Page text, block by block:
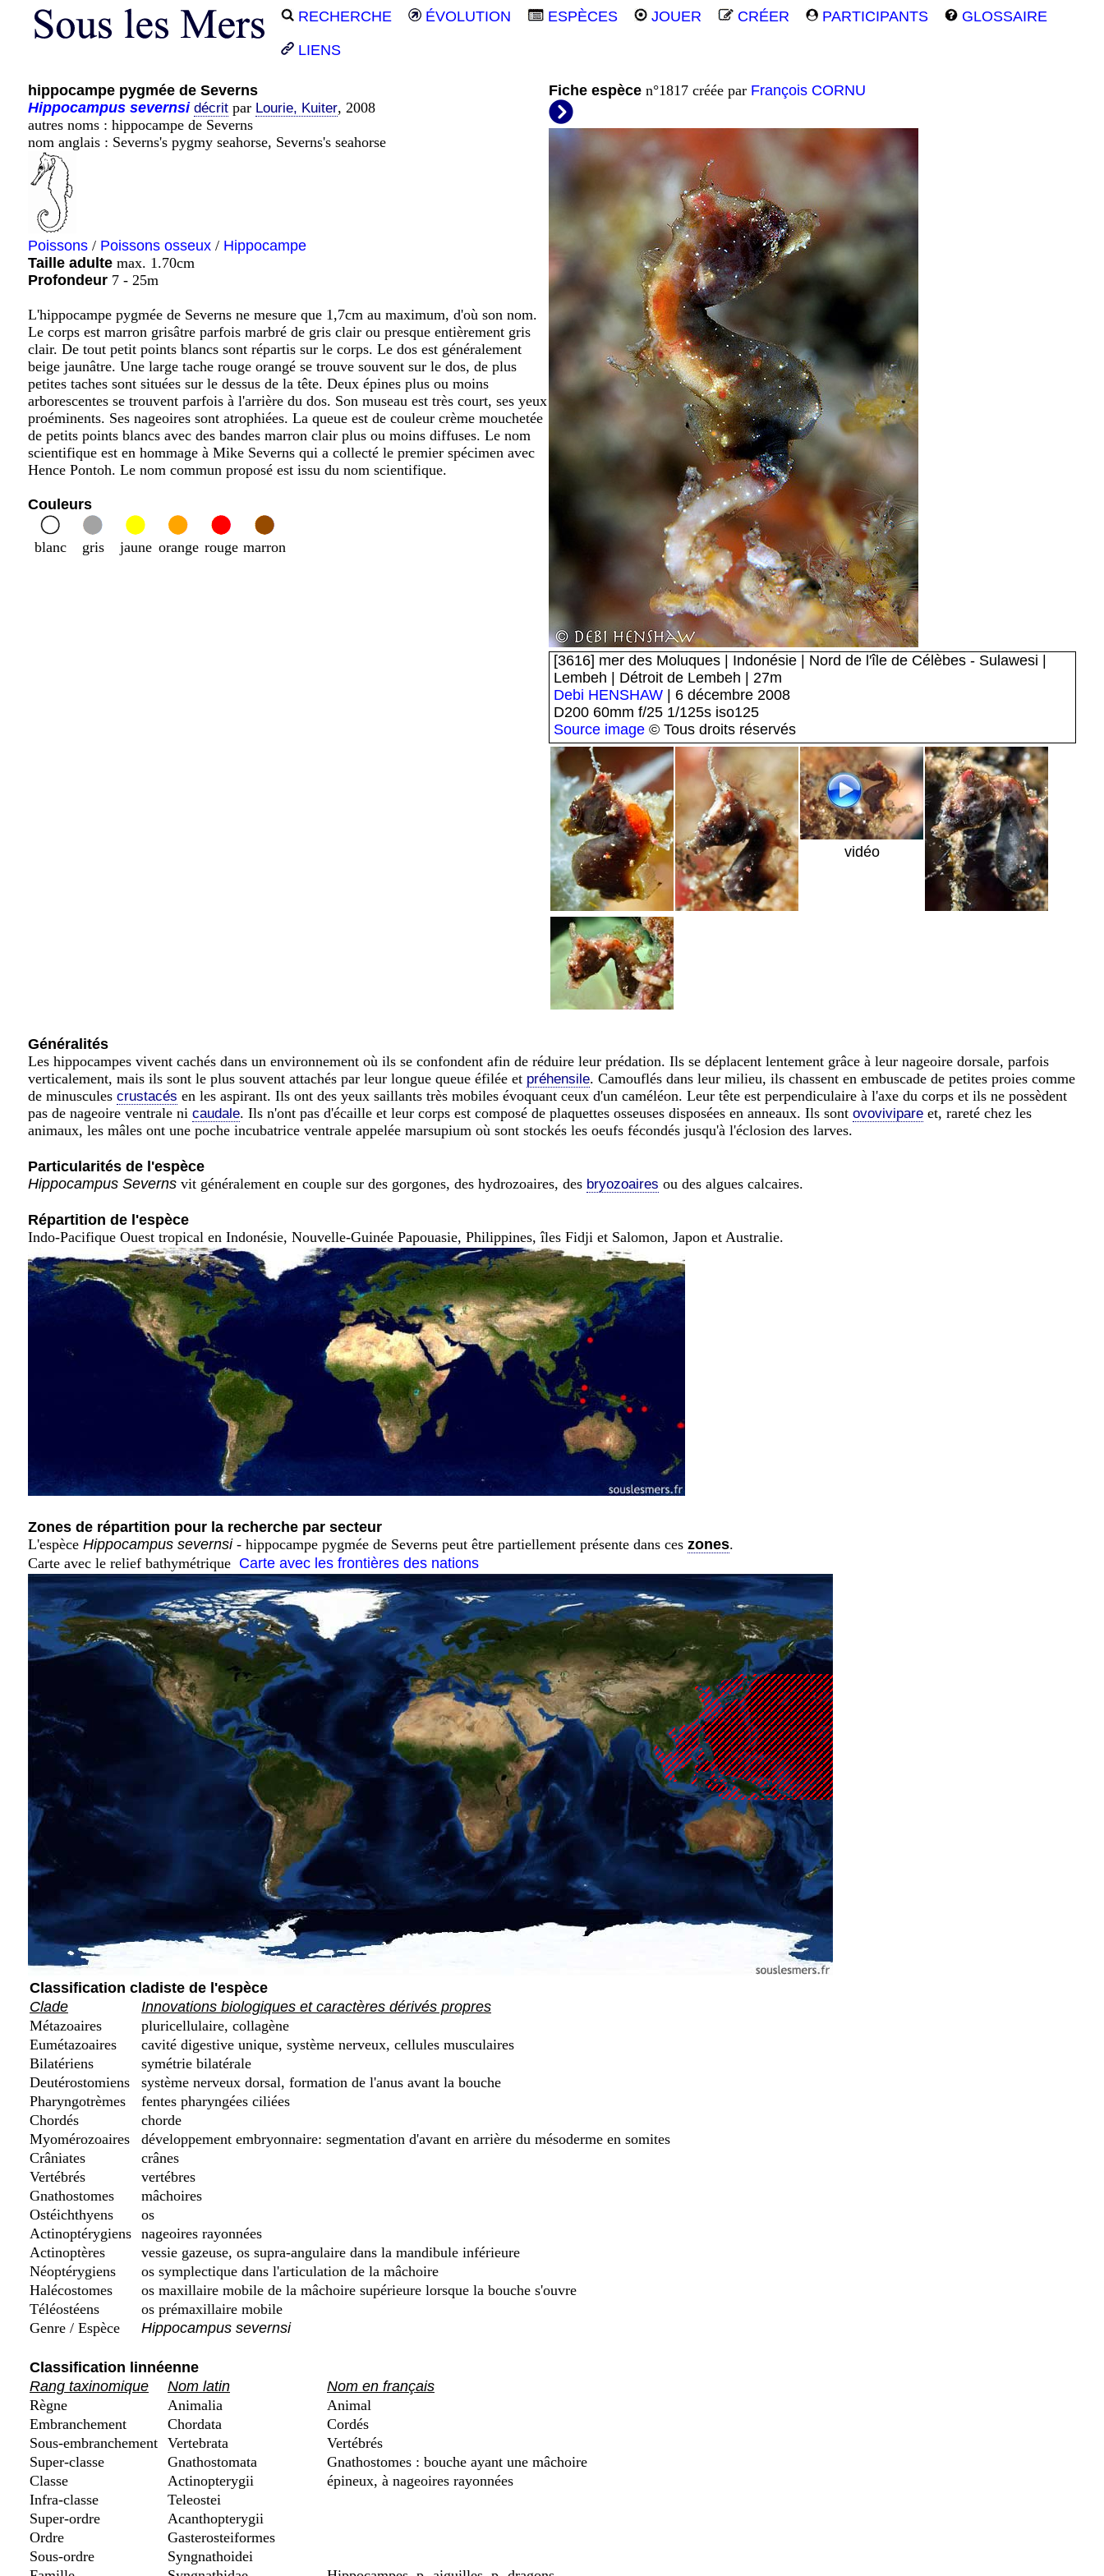
RECHERCHE ÉVOLUTION ESPÈCES JOUER CRÉER PARTICIPANTS GLOSSAIRE
LIENS
hippocampe pygmée de Severns
Hippocampus severnsi décrit par Lourie, Kuiter, 2008
autres noms : hippocampe de Severns
nom anglais : Severns's pygmy seahorse, Severns's seahorse
Poissons / Poissons osseux / Hippocampe
Taille adulte max. 1.70cm
Profondeur 7 - 25m
L'hippocampe pygmée de Severns ne mesure que 1,7cm au maximum, d'où son nom.
Le corps est marron grisâtre parfois marbré de gris clair ou presque entièrement gris
clair. De tout petit points blancs sont répartis sur le corps. Le dos est généralement
beige jaunâtre. Une large tache rouge orangé se trouve souvent sur le dos, de plus
petites taches sont situées sur le dessus de la tête. Deux épines plus ou moins
arborescentes se trouvent parfois à l'arrière du dos. Son museau est très court, ses yeux
proéminents. Ses nageoires sont atrophiées. La queue est de couleur crème mouchetée
de petits points blancs avec des bandes marron clair plus ou moins diffuses. Le nom
scientifique est en hommage à Mike Severns qui a collecté le premier spécimen avec
Hence Pontoh. Le nom commun proposé est issu du nom scientifique.
Couleurs
blanc gris jaune orange rouge marron
Fiche espèce n°1817 créée par François CORNU
[3616] mer des Moluques | Indonésie | Nord de l'île de Célèbes - Sulawesi |
Lembeh | Détroit de Lembeh | 27m
Debi HENSHAW | 6 décembre 2008
D200 60mm f/25 1/125s iso125
Source image © Tous droits réservés
vidéo
Généralités
Les hippocampes vivent cachés dans un environnement où ils se confondent afin de réduire leur prédation. Ils se déplacent lentement grâce à leur nageoire dorsale, parfois
verticalement, mais ils sont le plus souvent attachés par leur longue queue éfilée et préhensile. Camouflés dans leur milieu, ils chassent en embuscade de petites proies comme
de minuscules crustacés en les aspirant. Ils ont des yeux saillants très mobiles évoquant ceux d'un caméléon. Leur tête est perpendiculaire à l'axe du corps et ils ne possèdent
pas de nageoire ventrale ni caudale. Ils n'ont pas d'écaille et leur corps est composé de plaquettes osseuses disposées en anneaux. Ils sont ovovivipare et, rareté chez les
animaux, les mâles ont une poche incubatrice ventrale appelée marsupium où sont stockés les oeufs fécondés jusqu'à l'éclosion des larves.
Particularités de l'espèce
Hippocampus Severns vit généralement en couple sur des gorgones, des hydrozoaires, des bryozoaires ou des algues calcaires.
Répartition de l'espèce
Indo-Pacifique Ouest tropical en Indonésie, Nouvelle-Guinée Papouasie, Philippines, îles Fidji et Salomon, Japon et Australie.
Zones de répartition pour la recherche par secteur
L'espèce Hippocampus severnsi- hippocampe pygmée de Severns peut être partiellement présente dans ces zones.
Carte avec le relief bathymétrique Carte avec les frontières des nations
Classification cladiste de l'espèce
Clade
Innovations biologiques et caractères dérivés propres
Métazoaires
pluricellulaire, collagène
Eumétazoaires
cavité digestive unique, système nerveux, cellules musculaires
Bilatériens
symétrie bilatérale
Deutérostomiens
système nerveux dorsal, formation de l'anus avant la bouche
Pharyngotrèmes
fentes pharyngées ciliées
Chordés
chorde
Myomérozoaires
développement embryonnaire: segmentation d'avant en arrière du mésoderme en somites
Crâniates
crânes
Vertébrés
vertébres
Gnathostomes
mâchoires
Ostéichthyens
os
Actinoptérygiens nageoires rayonnées
Actinoptères
vessie gazeuse, os supra-angulaire dans la mandibule inférieure
Néoptérygiens
os symplectique dans l'articulation de la mâchoire
Halécostomes
os maxillaire mobile de la mâchoire supérieure lorsque la bouche s'ouvre
Téléostéens
os prémaxillaire mobile
Genre / Espèce
Hippocampus severnsi
Classification linnéenne
Rang taxinomique
Nom latin
Nom en français
Règne
Animalia
Animal
Embranchement
Chordata
Cordés
Sous-embranchement Vertebrata
Vertébrés
Super-classe
Gnathostomata
Gnathostomes : bouche ayant une mâchoire
Classe
Actinopterygii
épineux, à nageoires rayonnées
Infra-classe
Teleostei
Super-ordre
Acanthopterygii
Ordre
Gasterosteiformes
Sous-ordre
Syngnathoidei